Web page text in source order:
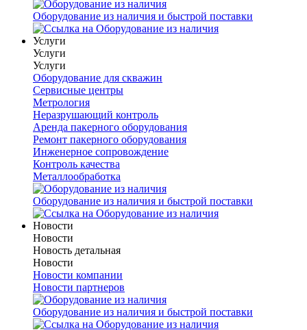
Оборудование из наличия и быстрой поставки
Услуги
Услуги
Услуги
Оборудование для скважин
Сервисные центры
Метрология
Неразрушающий контроль
Аренда пакерного оборудования
Ремонт пакерного оборудования
Инженерное сопровождение
Контроль качества
Металлообработка
Оборудование из наличия и быстрой поставки
Новости
Новости
Новость детальная
Новости
Новости компании
Новости партнеров
Оборудование из наличия и быстрой поставки